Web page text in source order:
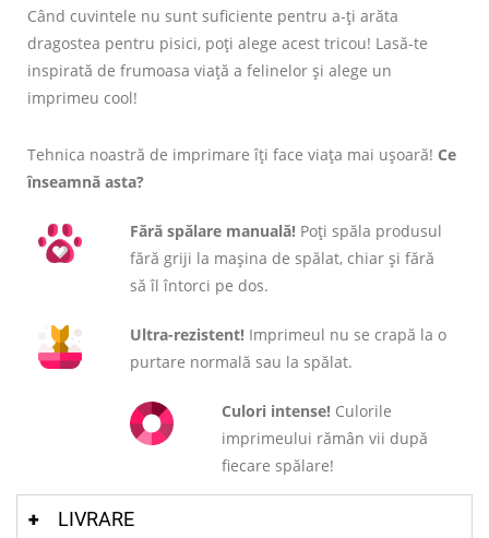
Când cuvintele nu sunt suficiente pentru a-ți arăta
dragostea pentru pisici, poți alege acest tricou! Lasă-te
inspirată de frumoasa viață a felinelor și alege un
imprimeu cool!
Tehnica noastră de imprimare îți face viața mai ușoară! Ce
înseamnă asta?
Fără spălare manuală! Poți spăla produsul
fără griji la mașina de spălat, chiar și fără
să îl întorci pe dos.
Ultra-rezistent! Imprimeul nu se crapă la o
purtare normală sau la spălat.
Culori intense! Culorile
imprimeului rămân vii după
fiecare spălare!
LIVRARE